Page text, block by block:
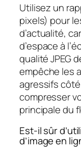
Utilisez un
pixels) pour
d’actualité,
d’espace à
qualité JPEG
empêche les
agressifs
compresser
principale du
Est-il sûr
d’image en